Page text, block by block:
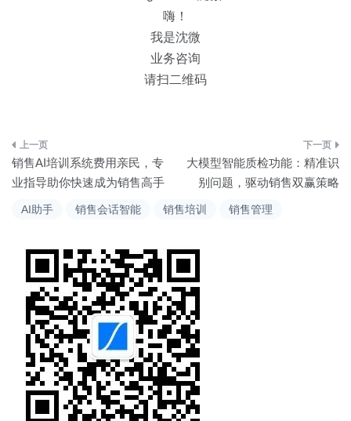
AI助手 销售会话智能 销售培训 销售管理
嗨！
我是沈微
业务咨询
请扫二维码
文
章
导
航
销售AI培训系统费用亲民，专
业指导助你快速成为销售高手
大模型智能质检功能：精准识
别问题，驱动销售双赢策略